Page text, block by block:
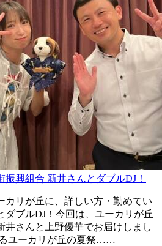
興組合 新井さんとダブルDJ！
カリが丘に、詳しい方・勤めてい
ダブルDJ！今回は、ユーカリが丘
井さんと上野優華でお届けしまし
ユーカリが丘の夏祭……